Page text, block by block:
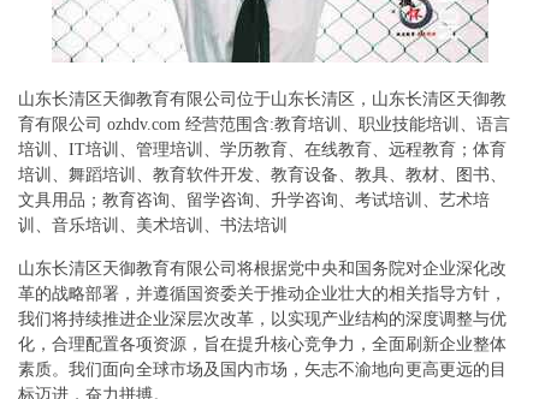
山东长清区天御教育有限公司位于山东长清区，山东长清区天御教
育有限公司 ozhdv.com 经营范围含:教育培训、职业技能培训、语言
培训、IT培训、管理培训、学历教育、在线教育、远程教育；体育
培训、舞蹈培训、教育软件开发、教育设备、教具、教材、图书、
文具用品；教育咨询、留学咨询、升学咨询、考试培训、艺术培
训、音乐培训、美术培训、书法培训
山东长清区天御教育有限公司将根据党中央和国务院对企业深化改
革的战略部署，并遵循国资委关于推动企业壮大的相关指导方针，
我们将持续推进企业深层次改革，以实现产业结构的深度调整与优
化，合理配置各项资源，旨在提升核心竞争力，全面刷新企业整体
素质。我们面向全球市场及国内市场，矢志不渝地向更高更远的目
标迈进，奋力拼搏。